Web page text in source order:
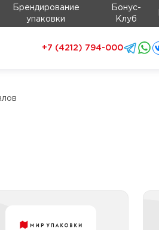
Брендирование
упаковки
Бонус-
Клуб
+7 (4212) 794-000